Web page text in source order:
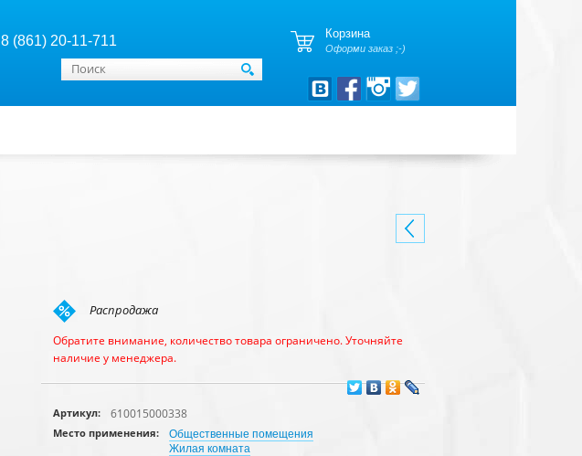
8 (861) 20-11-711 Корзина
Оформи заказ ;-)
Форма поиска
Поиск
Распродажа
Обратите внимание, количество товара ограничено. Уточняйте
наличие у менеджера.
Артикул: 610015000338
Место применения:
Общественные помещения
Жилая комната